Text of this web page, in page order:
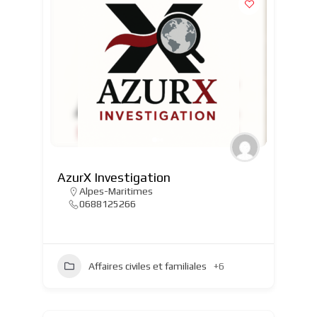
AzurX Investigation
Alpes-Maritimes
0688125266
Affaires civiles et familiales +6